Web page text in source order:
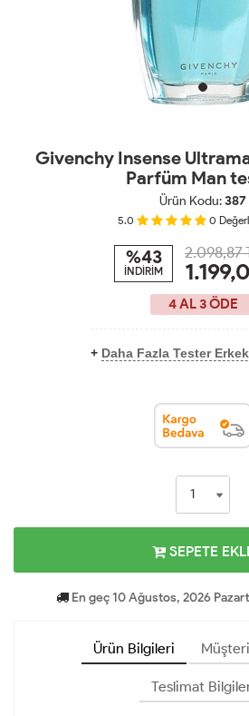
Givenchy Insense
Parfüm Man
Ürün Kodu:387
5.0 0
%43
İNDİRİM
2.098,87
4 AL 3 ÖDE
+ Daha Fazla Tester
SEPETE
En geç 10 Ağustos, 2026
Ürün Bilgileri
Teslimat